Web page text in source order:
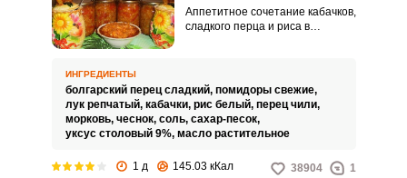
Аппетитное сочетание кабачков,
сладкого перца и риса в
превосходит по вкусу мировой
бренд, хотя идея её рецепта
пришла как - раз от дяди Бенса
и приобрела массу вариаций из
различных ингредиентов.
ИНГРЕДИЕНТЫ
болгарский перец сладкий, помидоры свежие,
лук репчатый, кабачки, рис белый, перец чили,
морковь, чеснок, соль, сахар-песок,
уксус столовый 9%, масло растительное
1 д 145.03 кКал 38904 1